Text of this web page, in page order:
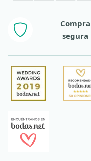
Compra
segura